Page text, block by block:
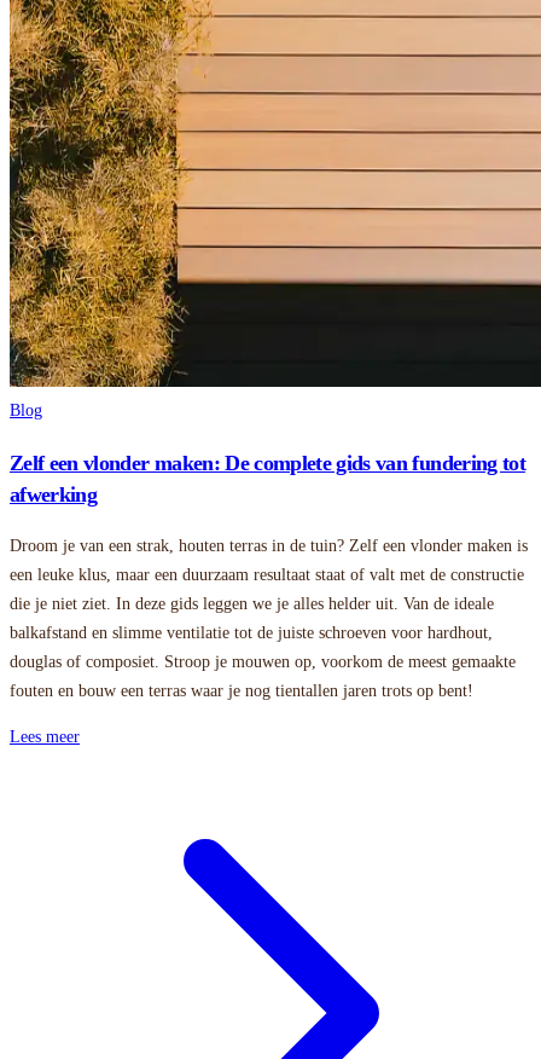
Blog
Zelf een vlonder maken: De complete gids van fundering tot
afwerking
Droom je van een strak, houten terras in de tuin? Zelf een vlonder maken is
een leuke klus, maar een duurzaam resultaat staat of valt met de constructie
die je niet ziet. In deze gids leggen we je alles helder uit. Van de ideale
balkafstand en slimme ventilatie tot de juiste schroeven voor hardhout,
douglas of composiet. Stroop je mouwen op, voorkom de meest gemaakte
fouten en bouw een terras waar je nog tientallen jaren trots op bent!
Lees meer